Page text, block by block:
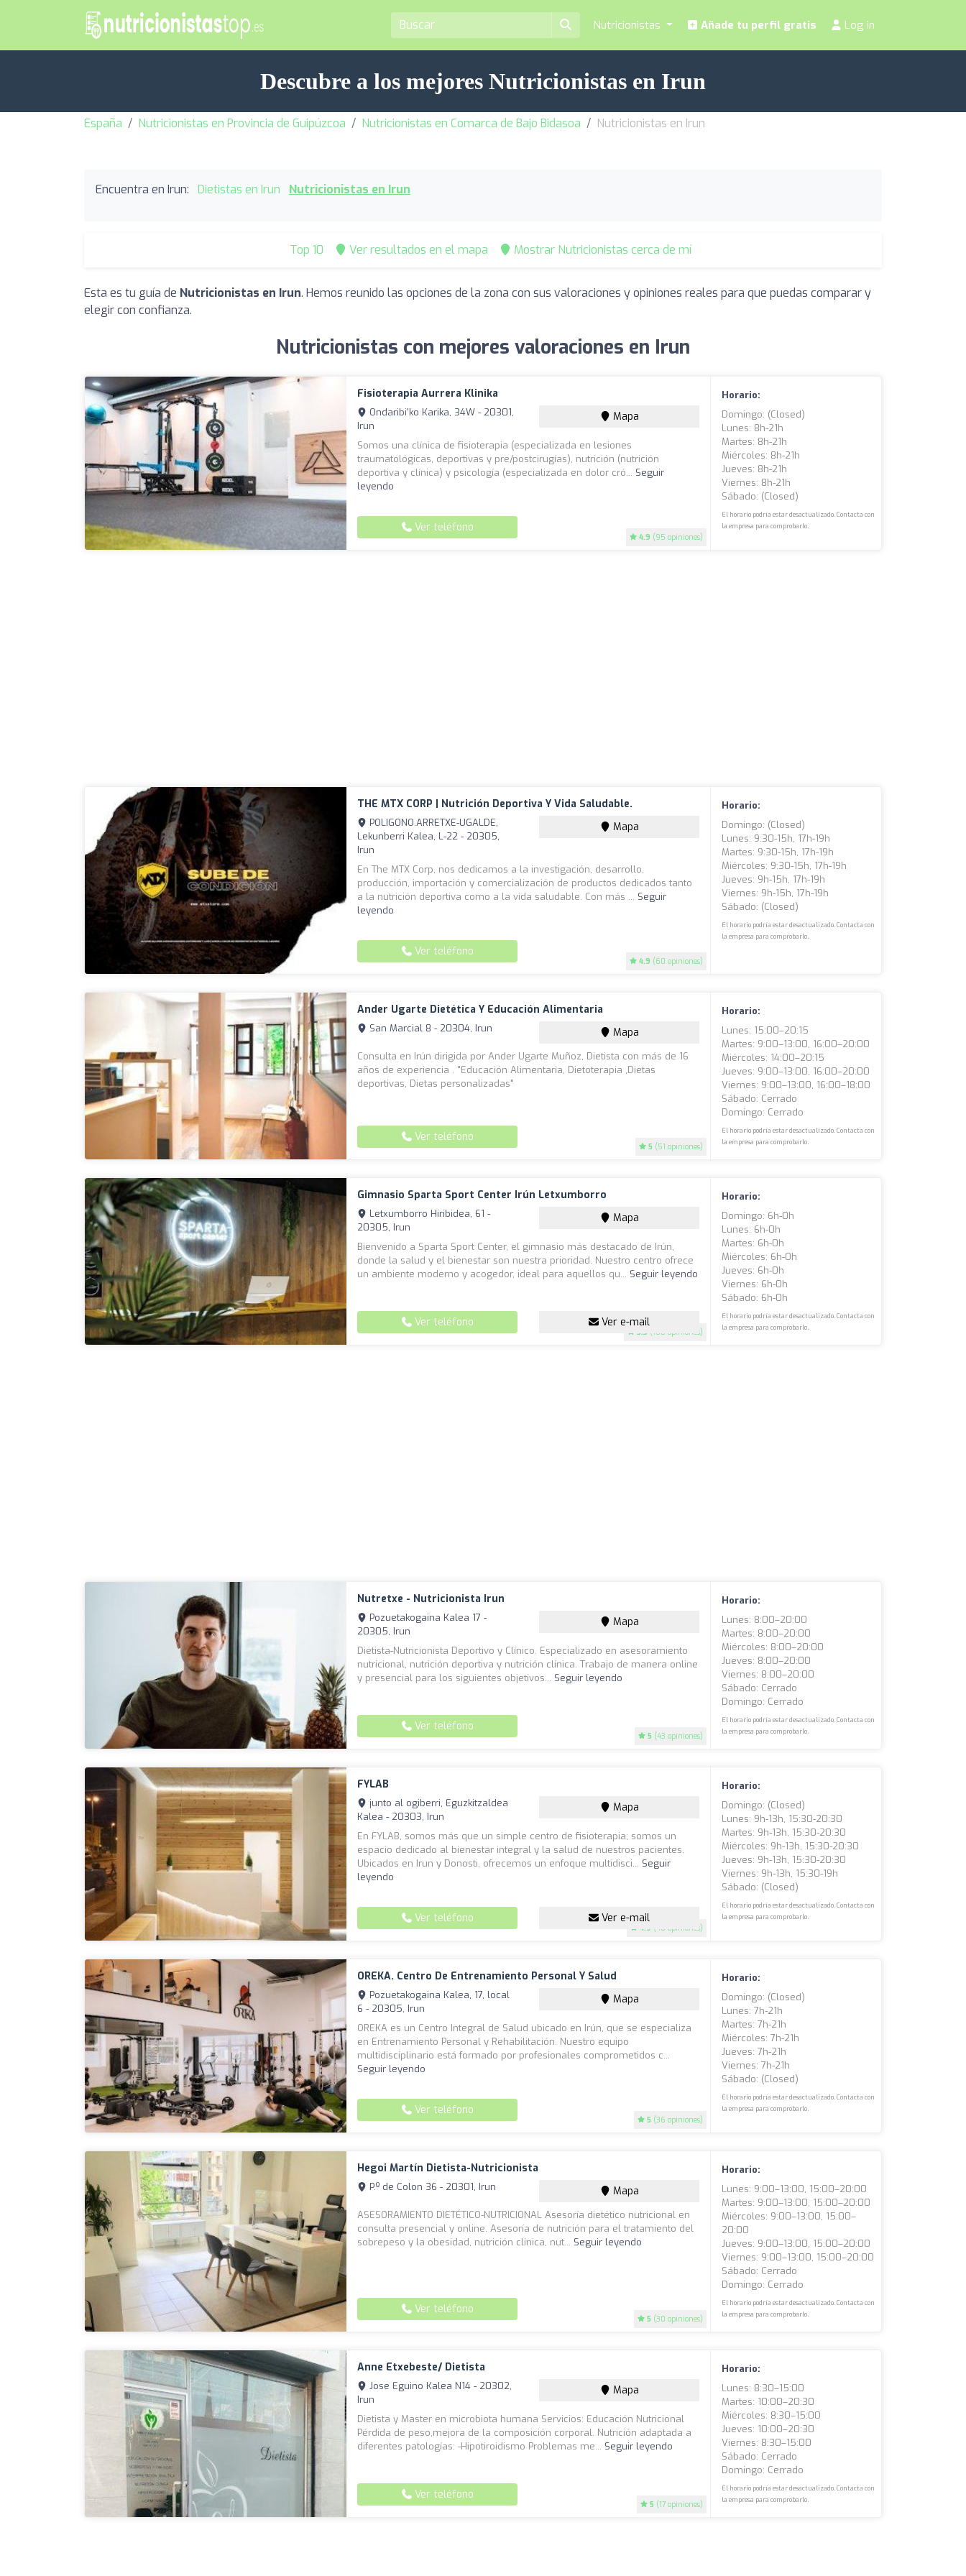
Nutricionistas Añade tu perfil gratis Log in
Descubre a los mejores Nutricionistas en Irun
España Nutricionistas en Provincia de Guipúzcoa Nutricionistas en Comarca de Bajo Bidasoa Nutricionistas en Irun
Encuentra en Irun: Dietistas en Irun Nutricionistas en Irun
Top 10 Ver resultados en el mapa Mostrar Nutricionistas cerca de mí
Esta es tu guía de Nutricionistas en Irun. Hemos reunido las opciones de la zona con sus valoraciones y opiniones reales para que puedas comparar y
elegir con confianza.
Nutricionistas con mejores valoraciones en Irun
Fisioterapia Aurrera Klinika
4.9 (95 opiniones)
Ondaribi'ko Karika, 34W - 20301,
Irun
Mapa
Somos una clínica de fisioterapia (especializada en lesiones
traumatológicas, deportivas y pre/postcirugías), nutrición (nutrición
deportiva y clínica) y psicología (especializada en dolor cró... Seguir
leyendo
Ver teléfono
Horario:
Domingo: (closed)
Lunes: 8h-21h
Martes: 8h-21h
Miércoles: 8h-21h
Jueves: 8h-21h
Viernes: 8h-21h
Sábado: (closed)
El horario podría estar desactualizado. Contacta con
la empresa para comprobarlo.
THE MTX CORP | Nutrición Deportiva Y Vida Saludable.
4.9 (60 opiniones)
POLIGONO.ARRETXE-UGALDE,
Lekunberri Kalea, L-22 - 20305,
Irun
Mapa
En The MTX Corp, nos dedicamos a la investigación, desarrollo,
producción, importación y comercialización de productos dedicados tanto
a la nutrición deportiva como a la vida saludable. Con más ... Seguir
leyendo
Ver teléfono
Horario:
Domingo: (closed)
Lunes: 9:30-15h, 17h-19h
Martes: 9:30-15h, 17h-19h
Miércoles: 9:30-15h, 17h-19h
Jueves: 9h-15h, 17h-19h
Viernes: 9h-15h, 17h-19h
Sábado: (closed)
El horario podría estar desactualizado. Contacta con
la empresa para comprobarlo.
Ander Ugarte Dietética Y Educación Alimentaria
5 (51 opiniones)
San Marcial 8 - 20304, Irun Mapa
Consulta en Irún dirigida por Ander Ugarte Muñoz, Dietista con más de 16
años de experiencia . "Educación Alimentaria, Dietoterapia ,Dietas
deportivas, Dietas personalizadas"
Ver teléfono
Horario:
Lunes: 15:00–20:15
Martes: 9:00–13:00, 16:00–20:00
Miércoles: 14:00–20:15
Jueves: 9:00–13:00, 16:00–20:00
Viernes: 9:00–13:00, 16:00–18:00
Sábado: Cerrado
Domingo: Cerrado
El horario podría estar desactualizado. Contacta con
la empresa para comprobarlo.
Gimnasio Sparta Sport Center Irún Letxumborro
3.3 (108 opiniones)
Letxumborro Hiribidea, 61 -
20305, Irun
Mapa
Bienvenido a Sparta Sport Center, el gimnasio más destacado de Irún,
donde la salud y el bienestar son nuestra prioridad. Nuestro centro ofrece
un ambiente moderno y acogedor, ideal para aquellos qu... Seguir leyendo
Ver teléfono Ver e-mail
Horario:
Domingo: 6h-0h
Lunes: 6h-0h
Martes: 6h-0h
Miércoles: 6h-0h
Jueves: 6h-0h
Viernes: 6h-0h
Sábado: 6h-0h
El horario podría estar desactualizado. Contacta con
la empresa para comprobarlo.
Nutretxe - Nutricionista Irun
5 (43 opiniones)
Pozuetakogaina Kalea 17 -
20305, Irun
Mapa
Dietista-Nutricionista Deportivo y Clínico. Especializado en asesoramiento
nutricional, nutrición deportiva y nutrición clínica. Trabajo de manera online
y presencial para los siguientes objetivos... Seguir leyendo
Ver teléfono
Horario:
Lunes: 8:00–20:00
Martes: 8:00–20:00
Miércoles: 8:00–20:00
Jueves: 8:00–20:00
Viernes: 8:00–20:00
Sábado: Cerrado
Domingo: Cerrado
El horario podría estar desactualizado. Contacta con
la empresa para comprobarlo.
FYLAB
4.9 (40 opiniones)
junto al ogiberri, Eguzkitzaldea
Kalea - 20303, Irun
Mapa
En FYLAB, somos más que un simple centro de fisioterapia; somos un
espacio dedicado al bienestar integral y la salud de nuestros pacientes.
Ubicados en Irun y Donosti, ofrecemos un enfoque multidisci... Seguir
leyendo
Ver teléfono Ver e-mail
Horario:
Domingo: (closed)
Lunes: 9h-13h, 15:30-20:30
Martes: 9h-13h, 15:30-20:30
Miércoles: 9h-13h, 15:30-20:30
Jueves: 9h-13h, 15:30-20:30
Viernes: 9h-13h, 15:30-19h
Sábado: (closed)
El horario podría estar desactualizado. Contacta con
la empresa para comprobarlo.
OREKA. Centro De Entrenamiento Personal Y Salud
5 (36 opiniones)
Pozuetakogaina Kalea, 17, local
6 - 20305, Irun
Mapa
OREKA es un Centro Integral de Salud ubicado en Irún, que se especializa
en Entrenamiento Personal y Rehabilitación. Nuestro equipo
multidisciplinario está formado por profesionales comprometidos c...
Seguir leyendo
Ver teléfono
Horario:
Domingo: (closed)
Lunes: 7h-21h
Martes: 7h-21h
Miércoles: 7h-21h
Jueves: 7h-21h
Viernes: 7h-21h
Sábado: (closed)
El horario podría estar desactualizado. Contacta con
la empresa para comprobarlo.
Hegoi Martín Dietista-Nutricionista
5 (30 opiniones)
P.º de Colon 36 - 20301, Irun Mapa
ASESORAMIENTO DIETÉTICO-NUTRICIONAL Asesoría dietético nutricional en
consulta presencial y online. Asesoría de nutrición para el tratamiento del
sobrepeso y la obesidad, nutrición clínica, nut... Seguir leyendo
Ver teléfono
Horario:
Lunes: 9:00–13:00, 15:00–20:00
Martes: 9:00–13:00, 15:00–20:00
Miércoles: 9:00–13:00, 15:00–
20:00
Jueves: 9:00–13:00, 15:00–20:00
Viernes: 9:00–13:00, 15:00–20:00
Sábado: Cerrado
Domingo: Cerrado
El horario podría estar desactualizado. Contacta con
la empresa para comprobarlo.
Anne Etxebeste/ Dietista
5 (17 opiniones)
Jose Eguino Kalea N14 - 20302,
Irun
Mapa
Dietista y Master en microbiota humana Servicios: Educación Nutricional
Pérdida de peso,mejora de la composición corporal. Nutrición adaptada a
diferentes patologías: -Hipotiroidismo Problemas me... Seguir leyendo
Ver teléfono
Horario:
Lunes: 8:30–15:00
Martes: 10:00–20:30
Miércoles: 8:30–15:00
Jueves: 10:00–20:30
Viernes: 8:30–15:00
Sábado: Cerrado
Domingo: Cerrado
El horario podría estar desactualizado. Contacta con
la empresa para comprobarlo.